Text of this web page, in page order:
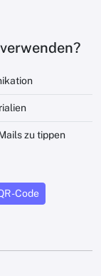
zu tippen
-Code